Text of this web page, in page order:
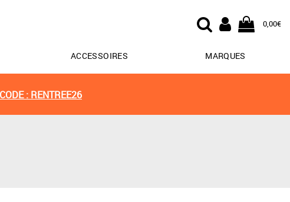
0,00€
ACCESSOIRES MARQUES
CODE : RENTREE26